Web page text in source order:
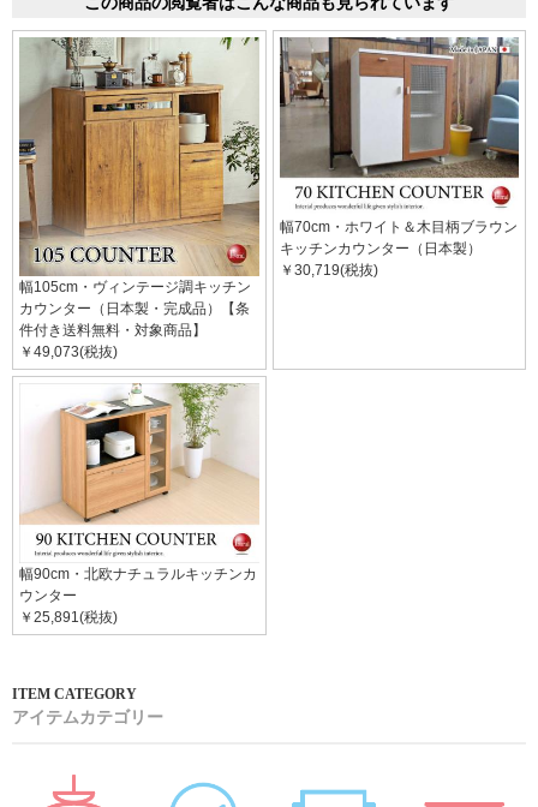
幅105cm・ヴィンテージ調キッチン
カウンター（日本製・完成品）【条
件付き送料無料・対象商品】
￥49,073(税抜)
幅70cm・ホワイト＆木目柄ブラウン
キッチンカウンター（日本製）
￥30,719(税抜)
幅90cm・北欧ナチュラルキッチンカ
ウンター
￥25,891(税抜)
アイテムカテゴリー